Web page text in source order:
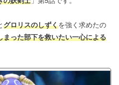
グロリスのしずくを強く求めたの
まった部下を救いたい一心による